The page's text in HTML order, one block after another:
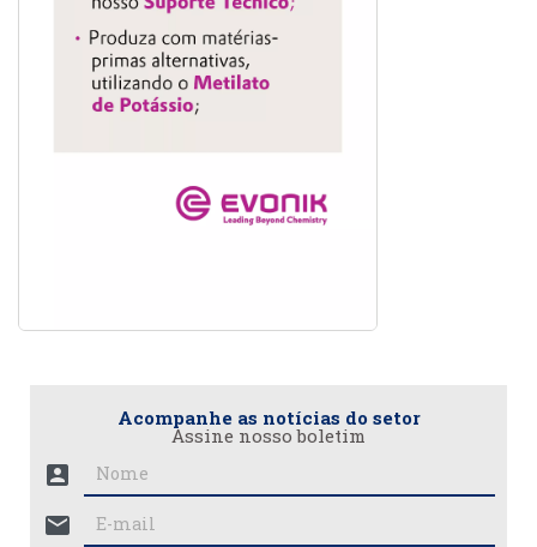
Acompanhe as notícias do setor
Assine nosso boletim
account_box
mail